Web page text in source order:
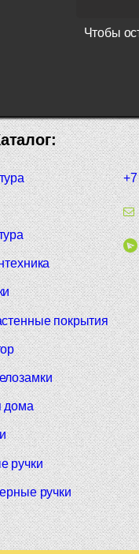
Чтобы
покрытия
дома
ручки
ручки